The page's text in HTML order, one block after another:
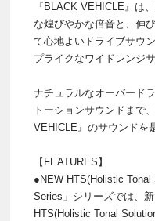
『BLACK VEHICLE』は
な煌びやかな倍音と、伸
て心地よいドライブサウ
プライクなワイドレンジ
ナチュラルなオーバード
トーションサウンドまで
VEHICLE』のサウンドを
【FEATURES】
●NEW HTS(Holistic
Series」シリーズでは、
HTS(Holistic Tonal